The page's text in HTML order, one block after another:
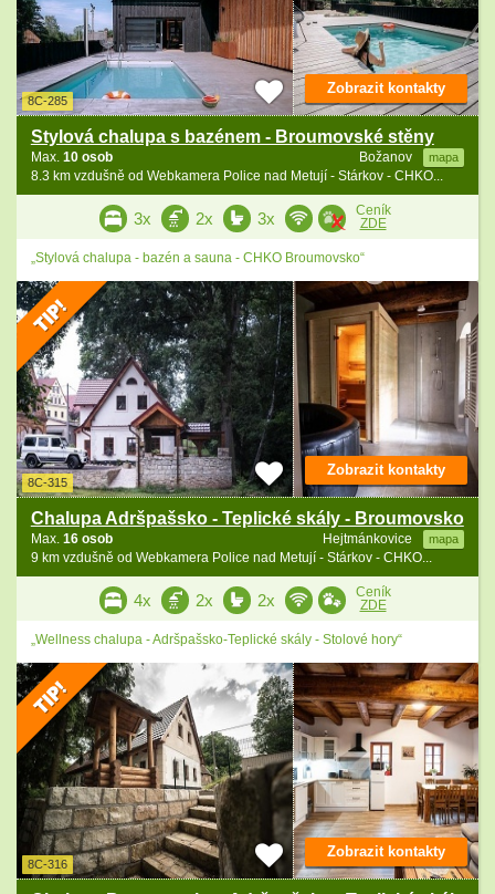
8C-285
Stylová chalupa s bazénem - Broumovské stěny
Božanov mapa
Max. 10 osob
8.3 km vzdušně od Webkamera Police nad Metují - Stárkov - CHKO...
Zobrazit kontakty
3x 2x 3x
Ceník
ZDE
„Stylová chalupa - bazén a sauna - CHKO Broumovsko“
8C-315
Chalupa Adršpašsko - Teplické skály - Broumovsko
Hejtmánkovice mapa
Max. 16 osob
9 km vzdušně od Webkamera Police nad Metují - Stárkov - CHKO...
Zobrazit kontakty
4x 2x 2x
Ceník
ZDE
„Wellness chalupa - Adršpašsko-Teplické skály - Stolové hory“
8C-316
Zobrazit kontakty